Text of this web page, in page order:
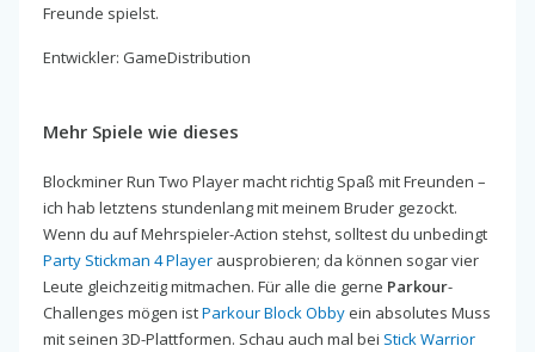
Freunde spielst.
Entwickler: GameDistribution
Mehr Spiele wie dieses
Blockminer Run Two Player macht richtig Spaß mit Freunden –
ich hab letztens stundenlang mit meinem Bruder gezockt.
Wenn du auf Mehrspieler-Action stehst, solltest du unbedingt
Party Stickman 4 Player ausprobieren; da können sogar vier
Leute gleichzeitig mitmachen. Für alle die gerne Parkour-
Challenges mögen istParkour Block Obby ein absolutes Muss
mit seinen 3D-Plattformen. Schau auch mal bei Stick Warrior